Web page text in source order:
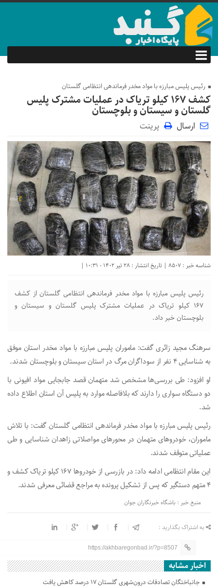
رئیس پلیس مبارزه با مواد مخدر فرماندهی انتظامی گلستان
کشف ۱۶۷ کیلو تریاک در عملیات مشترک پلیس
گلستان و سیستان و بلوچستان
ارسال پرینت
شناسه خبر : 8507 | تاریخ انتشار : 28 تیر 1402 - 10:31 |
رئیس پلیس مبارزه با مواد مخدر فرماندهی انتظامی گلستان از کشف
۱۶۷ کیلو تریاک در عملیات مشترک پلیس گلستان و سیستان و
بلوچستان خبر داد.
سرهنگ مجید زائری گفت: ماموران پلیس مبارزه با مواد مخدر استان موفق
به شناسایی ۴ نفر از سوداگران مرگ در استان سیستان و بلوچستان شدند.
او افزود: طی بررسی‌ها مشخص شد متهمان قصد جابجایی مواد افیونی با
دو دستگاه سواری را دارند که بلافاصله موارد به پلیس آن استان اطلاع داده
شد.
رئیس پلیس مبارزه با مواد مخدر فرماندهی انتظامی گلستان گفت: با تلاش
ماموران، خودرو‌های متهمان در محور‌های مواصلاتی زاهدان شناسایی و طی
عملیاتی متوقف شدند.
این مقام انتظامی ادامه داد: در بازرسی از خودرو‌ها ۱۶۷ کیلو تریاک کشف و
۴ متهم دستگیر که پس از تشکیل پرونده به مراجع قضائی معرفی شدند.
منبع خبر : باشگاه خبرنگاران جوان
به اشتراک بگذارید :
https://akhbaregonbad.ir/?p=8507
اخبار مشابه
جانباختگان تصادفات درون‌شهری گلستان ۱۷ درصد کاهش یافت